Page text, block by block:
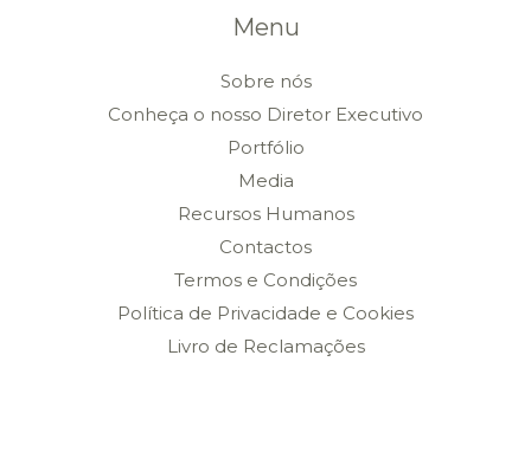
Menu
Sobre nós
Conheça o nosso Diretor Executivo
Portfólio
Media
Recursos Humanos
Contactos
Termos e Condições
Política de Privacidade e Cookies
Livro de Reclamações